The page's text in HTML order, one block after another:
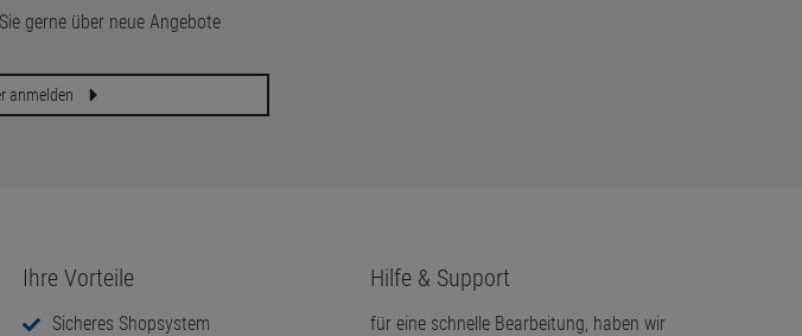
gerne über neue Angebote
anmelden
Ihre Vorteile
Sicheres Shopsystem
Hilfe & Support
für eine schnelle Bearbeitung, haben wir